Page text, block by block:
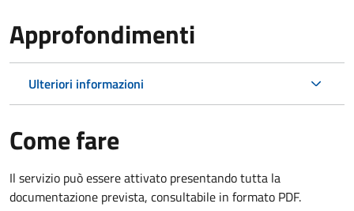
Approfondimenti
Ulteriori informazioni
Come fare
Il servizio può essere attivato presentando tutta la
documentazione prevista, consultabile in formato PDF.